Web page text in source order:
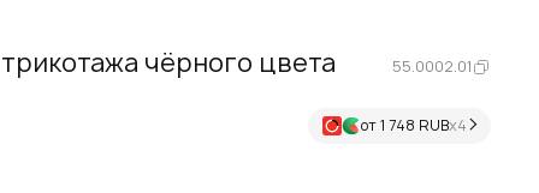
чёрного цвета 55.0002.01
от 1 748 RUBх4